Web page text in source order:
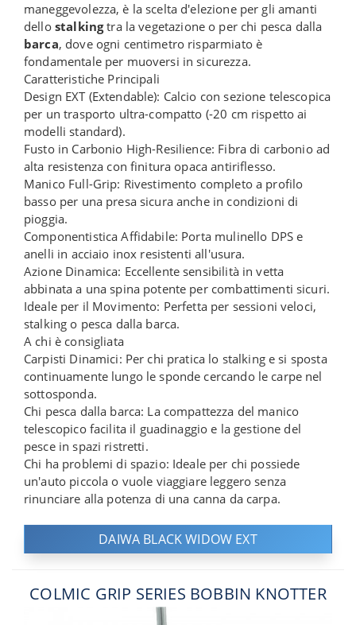
maneggevolezza, è la scelta d'elezione per gli amanti
dello stalkingtra la vegetazione o per chi pesca dalla
barca, dove ogni centimetro risparmiato è
fondamentale per muoversi in sicurezza.
Caratteristiche Principali
Design EXT (Extendable): Calcio con sezione telescopica
per un trasporto ultra-compatto (-20 cm rispetto ai
modelli standard).
Fusto in Carbonio High-Resilience: Fibra di carbonio ad
alta resistenza con finitura opaca antiriflesso.
Manico Full-Grip: Rivestimento completo a profilo
basso per una presa sicura anche in condizioni di
pioggia.
Componentistica Affidabile: Porta mulinello DPS e
anelli in acciaio inox resistenti all'usura.
Azione Dinamica: Eccellente sensibilità in vetta
abbinata a una spina potente per combattimenti sicuri.
Ideale per il Movimento: Perfetta per sessioni veloci,
stalking o pesca dalla barca.
A chi è consigliata
Carpisti Dinamici: Per chi pratica lo stalking e si sposta
continuamente lungo le sponde cercando le carpe nel
sottosponda.
Chi pesca dalla barca: La compattezza del manico
telescopico facilita il guadinaggio e la gestione del
pesce in spazi ristretti.
Chi ha problemi di spazio: Ideale per chi possiede
un'auto piccola o vuole viaggiare leggero senza
rinunciare alla potenza di una canna da carpa.
DAIWA BLACK WIDOW EXT
COLMIC GRIP SERIES BOBBIN KNOTTER